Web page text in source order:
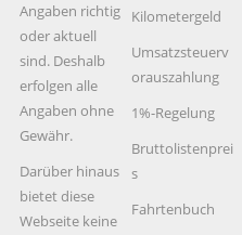
Angaben richtig
oder aktuell
sind. Deshalb
erfolgen alle
Angaben ohne
Gewähr.
Darüber hinaus
bietet diese
Webseite keine
Kilometergeld
Umsatzsteuerv
orauszahlung
1%-Regelung
Bruttolistenprei
s
Fahrtenbuch